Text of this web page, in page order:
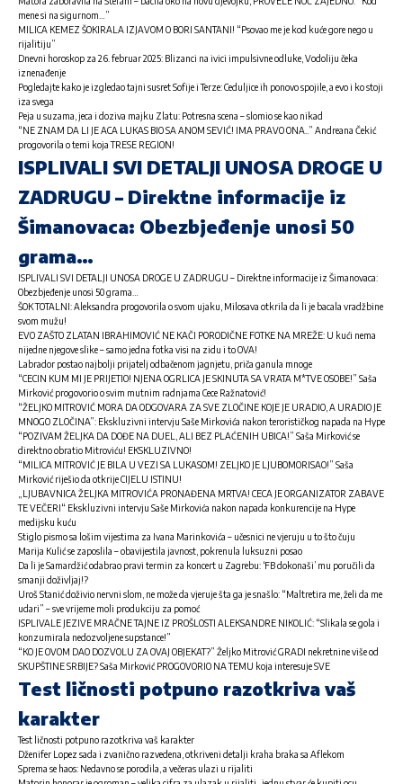
mene si na sigurnom…”
MILICA KEMEZ ŠOKIRALA IZJAVOM O BORI SANTANI! “Psovao me je kod kuće gore nego u
rijalitiju”
Dnevni horoskop za 26. februar 2025: Blizanci na ivici impulsivne odluke, Vodoliju čeka
iznenađenje
Pogledajte kako je izgledao tajni susret Sofije i Terze: Ceduljice ih ponovo spojile, a evo i ko stoji
iza svega
Peja u suzama, jeca i doziva majku Zlatu: Potresna scena – slomio se kao nikad
“NE ZNAM DA LI JE ACA LUKAS BIO SA ANOM SEVIĆ! IMA PRAVO ONA..” Andreana Čekić
progovorila o temi koja TRESE REGION!
ISPLIVALI SVI DETALJI UNOSA DROGE U
ZADRUGU – Direktne informacije iz
Šimanovaca: Obezbjeđenje unosi 50
grama…
ISPLIVALI SVI DETALJI UNOSA DROGE U ZADRUGU – Direktne informacije iz Šimanovaca:
Obezbjeđenje unosi 50 grama…
ŠOK TOTALNI: Aleksandra progovorila o svom ujaku, Milosava otkrila da li je bacala vradžbine
svom mužu!
EVO ZAŠTO ZLATAN IBRAHIMOVIĆ NE KAČI PORODIČNE FOTKE NA MREŽE: U kući nema
nijedne njegove slike – samo jedna fotka visi na zidu i to OVA!
Labrador postao najbolji prijatelj odbačenom jagnjetu, priča ganula mnoge
“CECIN KUM MI JE PRIJETIO! NJENA OGRLICA JE SKINUTA SA VRATA M*TVE OSOBE!” Saša
Mirković progovorio o svim mutnim radnjama Cece Ražnatović!
“ŽELJKO MITROVIĆ MORA DA ODGOVARA ZA SVE ZLOČINE KOJE JE URADIO, A URADIO JE
MNOGO ZLOČINA”: Ekskluzivni intervju Saše Mirkovića nakon terorističkog napada na Hype
“POZIVAM ŽELJKA DA DOĐE NA DUEL, ALI BEZ PLAĆENIH UBICA!” Saša Mirković se
direktno obratio Mitroviću! EKSKLUZIVNO!
“MILICA MITROVIĆ JE BILA U VEZI SA LUKASOM! ZELJKO JE LJUBOMORISAO!” Saša
Mirković riješio da otkrije CIJELU ISTINU!
„LJUBAVNICA ŽELJKA MITROVIĆA PRONAĐENA MRTVA! CECA JE ORGANIZATOR ZABAVE
TE VEČERI“ Ekskluzivni intervju Saše Mirkovića nakon napada konkurencije na Hype
medijsku kuću
Stiglo pismo sa lošim vijestima za Ivana Marinkovića – učesnici ne vjeruju u to što čuju
Marija Kulić se zaposlila – obavijestila javnost, pokrenula luksuzni posao
Da li je Samardžić odabrao pravi termin za koncert u Zagrebu: ‘FB dokonaši’ mu poručili da
smanji doživljaj!?
Uroš Stanić doživio nervni slom, ne može da vjeruje šta ga je snašlo: “Maltretira me, želi da me
udari” – sve vrijeme moli produkciju za pomoć
ISPLIVALE JEZIVE MRAČNE TAJNE IZ PROŠLOSTI ALEKSANDRE NIKOLIĆ: “Slikala se gola i
konzumirala nedozvoljene supstance!”
“KO JE OVOM DAO DOZVOLU ZA OVAJ OBJEKAT?” Željko Mitrović GRADI nekretnine više od
SKUPŠTINE SRBIJE? Saša Mirković PROGOVORIO NA TEMU koja interesuje SVE
Test ličnosti potpuno razotkriva vaš
karakter
Test ličnosti potpuno razotkriva vaš karakter
Dženifer Lopez sada i zvanično razvedena, otkriveni detalji kraha braka sa Aflekom
Sprema se haos: Nedavno se porodila, a večeras ulazi u rijaliti